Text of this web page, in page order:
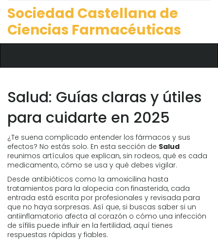
Sociedad Castellana de
Ciencias Farmacéuticas
Salud: Guías claras y útiles
para cuidarte en 2025
¿Te suena complicado entender los fármacos y sus
efectos? No estás solo. En esta sección de Salud
reunimos artículos que explican, sin rodeos, qué es cada
medicamento, cómo se usa y qué debes vigilar.
Desde antibióticos como la amoxicilina hasta
tratamientos para la alopecia con finasterida, cada
entrada está escrita por profesionales y revisada para
que no haya sorpresas. Así que, si buscas saber si un
antiinflamatorio afecta al corazón o cómo una infección
de sífilis puede influir en la fertilidad, aquí tienes
respuestas rápidas y fiables.